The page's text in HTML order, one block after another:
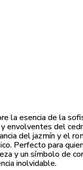
la esencia de la
envolventes del
del jazmín y el
Perfecto para
y un símbolo de
inolvidable.